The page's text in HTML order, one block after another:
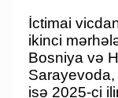
İctimai
ikinci
Bosniya və
isə 2025-ci